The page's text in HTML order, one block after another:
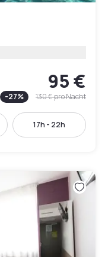
95 €
-27% 130 €pro Nacht
17h - 22h